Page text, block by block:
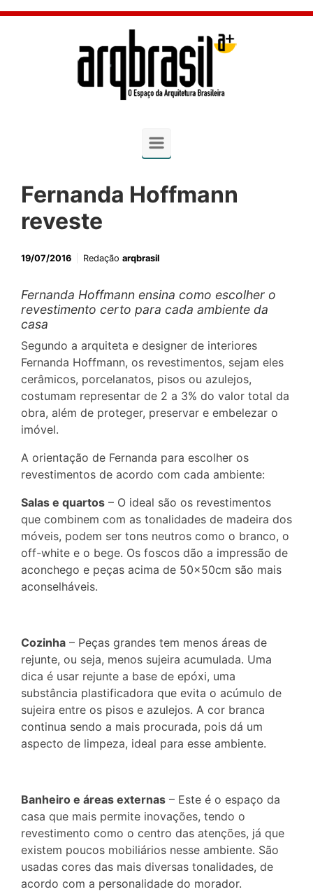
Skip to main content
Fernanda Hoffmann
reveste
19/07/2016 Redação arqbrasil
Fernanda Hoffmann ensina como escolher o
revestimento certo para cada ambiente da
casa
Segundo a arquiteta e designer de interiores
Fernanda Hoffmann, os revestimentos, sejam eles
cerâmicos, porcelanatos, pisos ou azulejos,
costumam representar de 2 a 3% do valor total da
obra, além de proteger, preservar e embelezar o
imóvel.
A orientação de Fernanda para escolher os
revestimentos de acordo com cada ambiente:
Salas e quartos – O ideal são os revestimentos
que combinem com as tonalidades de madeira dos
móveis, podem ser tons neutros como o branco, o
off-white e o bege. Os foscos dão a impressão de
aconchego e peças acima de 50x50cm são mais
aconselháveis.
Cozinha – Peças grandes tem menos áreas de
rejunte, ou seja, menos sujeira acumulada. Uma
dica é usar rejunte a base de epóxi, uma
substância plastificadora que evita o acúmulo de
sujeira entre os pisos e azulejos. A cor branca
continua sendo a mais procurada, pois dá um
aspecto de limpeza, ideal para esse ambiente.
Banheiro e áreas externas – Este é o espaço da
casa que mais permite inovações, tendo o
revestimento como o centro das atenções, já que
existem poucos mobiliários nesse ambiente. São
usadas cores das mais diversas tonalidades, de
acordo com a personalidade do morador.